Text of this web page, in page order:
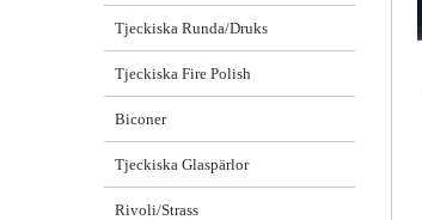
Tjeckiska Runda/Druks
Tjeckiska Fire Polish
Biconer
Tjeckiska Glaspärlor
Rivoli/Strass